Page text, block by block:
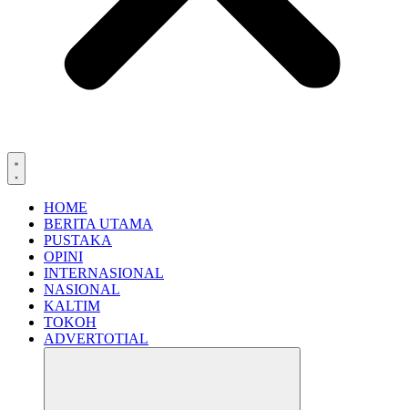
HOME
BERITA UTAMA
PUSTAKA
OPINI
INTERNASIONAL
NASIONAL
KALTIM
TOKOH
ADVERTOTIAL